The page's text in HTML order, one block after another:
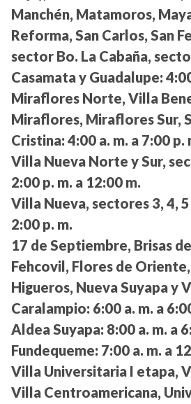
Manchén, Matamoros,
Reforma, San Carlos, San
sector Bo. La Cabaña,
Casamata y Guadalupe:
Miraflores Norte, Villa
Miraflores, Miraflores Sur,
Cristina: 4:00 a. m. a 7:00 p.
Villa Nueva Norte y Sur,
2:00 p. m. a 12:00 m.
Villa Nueva, sectores 3, 4, 5
2:00 p. m.
17 de Septiembre, Brisas
Fehcovil, Flores de
Higueros, Nueva Suyapa y
Caralampio: 6:00 a. m. a
Aldea Suyapa: 8:00 a. m. a
Fundequeme: 7:00 a. m. a
Villa Universitaria I etapa,
Villa Centroamericana,